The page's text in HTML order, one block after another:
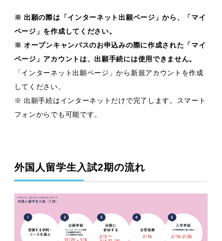
※ 出願の際は「インターネット出願ページ」から、「マイ
ページ」を作成してください。
※ オープンキャンパスのお申込みの際に作成された「マイ
ページ」アカウントは、出願手続には使用できません。
「インターネット出願ページ」から新規アカウントを作成
してください。
※ 出願手続はインターネットだけで完了します。スマート
フォンからでも可能です。
外国人留学生入試2期の流れ